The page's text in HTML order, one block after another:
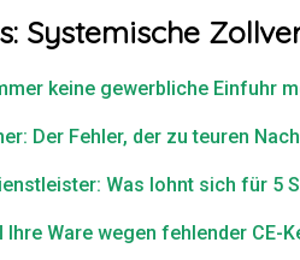
Systemische
keine gewerbliche Einfuhr
Der Fehler, der zu teuren
Was lohnt sich für 5
Ihre Ware wegen fehlender CE-